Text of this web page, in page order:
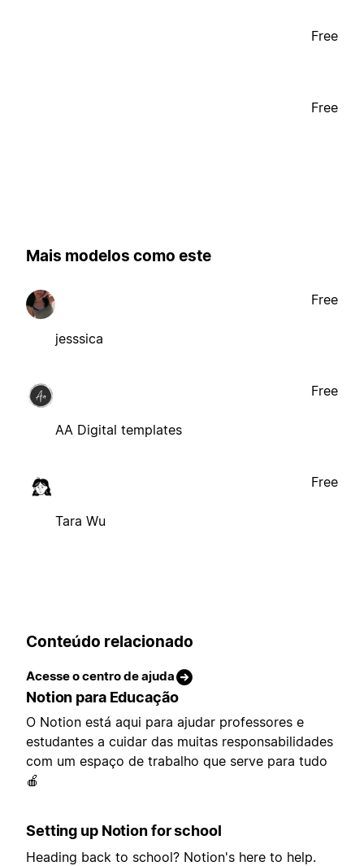
Free
Free
Mais modelos como este
jesssica
Free
AA Digital templates
Free
Tara Wu
Free
Conteúdo relacionado
Acesse o centro de ajuda
Notion para Educação
O Notion está aqui para ajudar professores e
estudantes a cuidar das muitas responsabilidades
com um espaço de trabalho que serve para tudo
🍎
Setting up Notion for school
Heading back to school? Notion's here to help.